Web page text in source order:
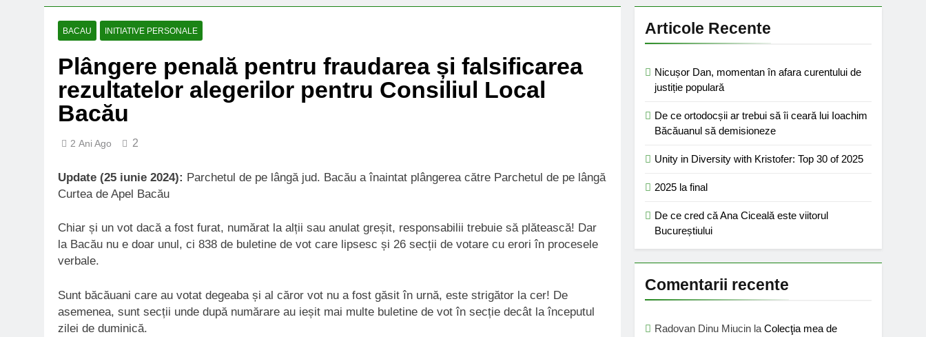
Un pas înainte pentru accesibilizarea trotuarelor din Bacău
2 Ani Ago
BACAU INITIATIVE PERSONALE
Plângere penală pentru fraudarea și falsificarea
rezultatelor alegerilor pentru Consiliul Local
Bacău
2 Ani Ago 2
Update (25 iunie 2024): Parchetul de pe lângă jud. Bacău a înaintat plângerea către Parchetul de pe lângă
Curtea de Apel Bacău
Chiar și un vot dacă a fost furat, numărat la alții sau anulat greșit, responsabilii trebuie să plătească! Dar
la Bacău nu e doar unul, ci 838 de buletine de vot care lipsesc și 26 secții de votare cu erori în procesele
verbale.
Sunt băcăuani care au votat degeaba și al căror vot nu a fost găsit în urnă, este strigător la cer! De
asemenea, sunt secții unde după numărare au ieșit mai multe buletine de vot în secție decât la începutul
zilei de duminică.
Articole Recente
Nicușor Dan, momentan în afara curentului de
justiție populară
De ce ortodocșii ar trebui să îi ceară lui Ioachim
Băcăuanul să demisioneze
Unity in Diversity with Kristofer: Top 30 of 2025
2025 la final
De ce cred că Ana Ciceală este viitorul
Bucureștiului
Comentarii recente
Radovan Dinu Miucin laColecţia mea de